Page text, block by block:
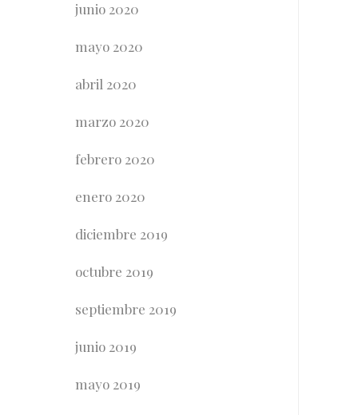
junio 2020
mayo 2020
abril 2020
marzo 2020
febrero 2020
enero 2020
diciembre 2019
octubre 2019
septiembre 2019
junio 2019
mayo 2019